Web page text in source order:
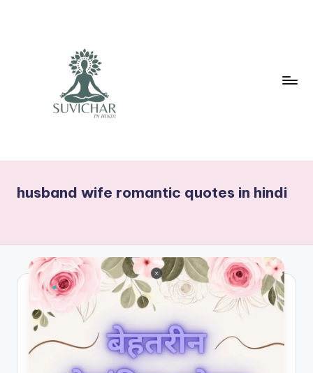
V
C
H
R
N
सुविचार
husband wife romantic quotes in hindi